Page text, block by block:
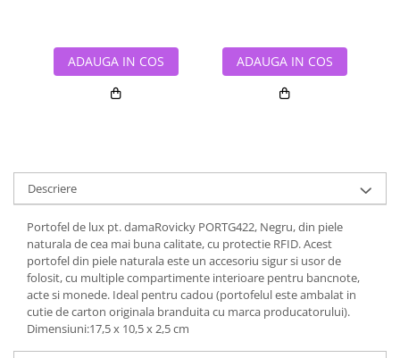
ADAUGA IN COS ADAUGA IN COS
Descriere
Portofel de lux pt. damaRovicky PORTG422, Negru, din piele
naturala de cea mai buna calitate, cu protectie RFID. Acest
portofel din piele naturala este un accesoriu sigur si usor de
folosit, cu multiple compartimente interioare pentru bancnote,
acte si monede. Ideal pentru cadou (portofelul este ambalat in
cutie de carton originala branduita cu marca producatorului).
Dimensiuni:17,5 x 10,5 x 2,5 cm